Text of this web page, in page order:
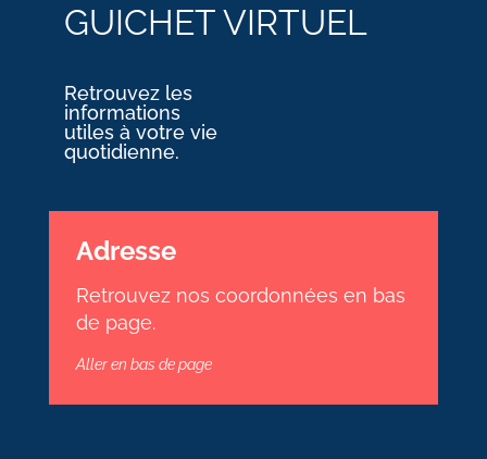
GUICHET VIRTUEL
Retrouvez les
informations
utiles à votre vie
quotidienne.
Adresse
Retrouvez nos coordonnées en bas
de page.
Aller en bas de page